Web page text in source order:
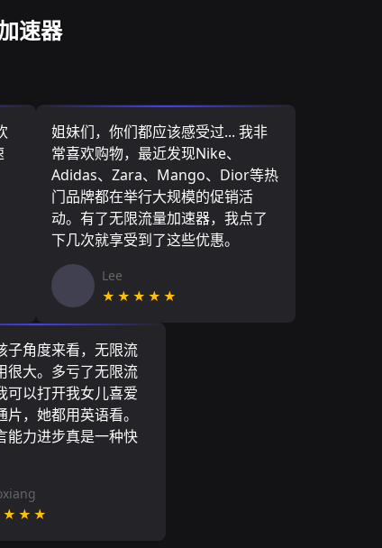
速器
姐妹们，你们都应该感受过... 我非
常喜欢购物，最近发现Nike、
Adidas、Zara、Mango、Dior等热
门品牌都在举行大规模的促销活
动。有了无限流量加速器，我点了
下几次就享受到了这些优惠。
Lee
★★★★★
子角度来看，无限流
很大。多亏了无限流
可以打开我女儿喜爱
，她都用英语看。
能力进步真是一种快